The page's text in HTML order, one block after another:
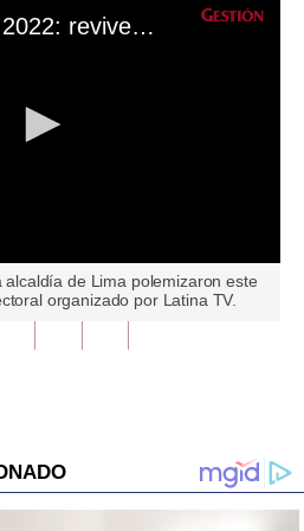
Debate Electoral 2022: revive los momentos más tensos que protagonizaron los candidatos a la alcaldía de Lima
de Lima polemizaron este
organizado por Latina TV.